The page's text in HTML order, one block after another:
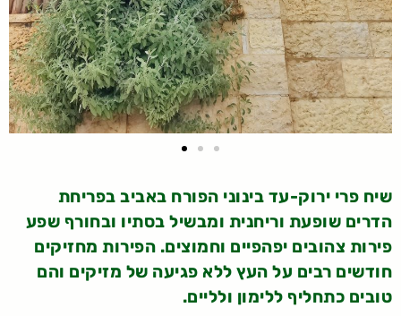
שיח פרי ירוק-עד בינוני הפורח באביב בפריחת
הדרים שופעת וריחנית ומבשיל בסתיו ובחורף שפע
פירות צהובים יפהפיים וחמוצים. הפירות מחזיקים
חודשים רבים על העץ ללא פגיעה של מזיקים והם
טובים כתחליף ללימון ולליים.